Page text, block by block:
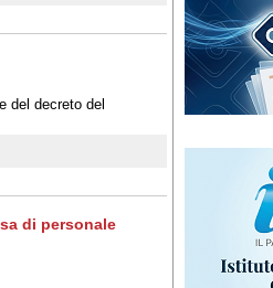
del decreto del
di personale